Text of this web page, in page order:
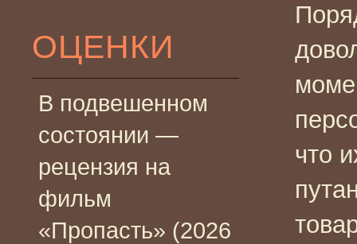
ОЦЕНКИ
В подвешенном
состоянии —
рецензия на
фильм
«Пропасть» (2026
что